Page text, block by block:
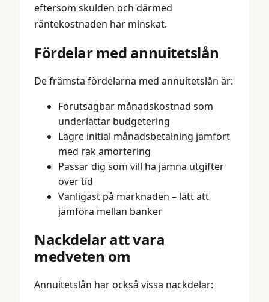
eftersom skulden och därmed
räntekostnaden har minskat.
Fördelar med annuitetslån
De främsta fördelarna med annuitetslån är:
Förutsägbar månadskostnad som
underlättar budgetering
Lägre initial månadsbetalning jämfört
med rak amortering
Passar dig som vill ha jämna utgifter
över tid
Vanligast på marknaden – lätt att
jämföra mellan banker
Nackdelar att vara
medveten om
Annuitetslån har också vissa nackdelar: